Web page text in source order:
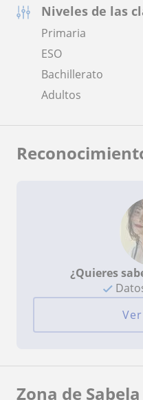
Niveles de las
Primaria
ESO
Bachillerato
Adultos
¿Quieres
Zona de Sabela